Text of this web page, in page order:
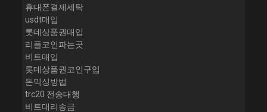
휴대폰결제세탁
usdt매입
롯데상품권매입
리플코인파는곳
비트매입
롯데상품권코인구입
돈믹싱방법
trc20 전송대행
비트대리송금